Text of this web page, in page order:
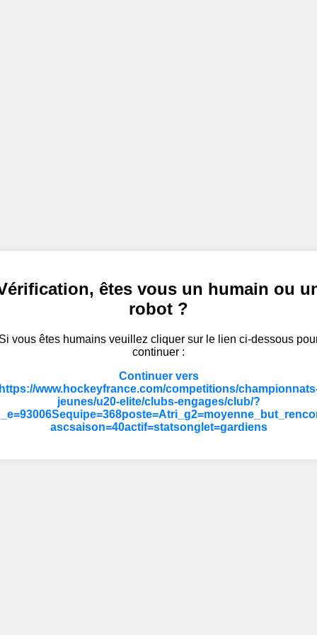
êtes vous un humain ou
robot ?
vous êtes humains veuillez cliquer sur le lien ci-dessous
continuer :
Continuer vers
www.hockeyfrance.com/competitions/
jeunes/u20-elite/clubs-engages/club/?
ascsaison=40actif=statsonglet=gardiens